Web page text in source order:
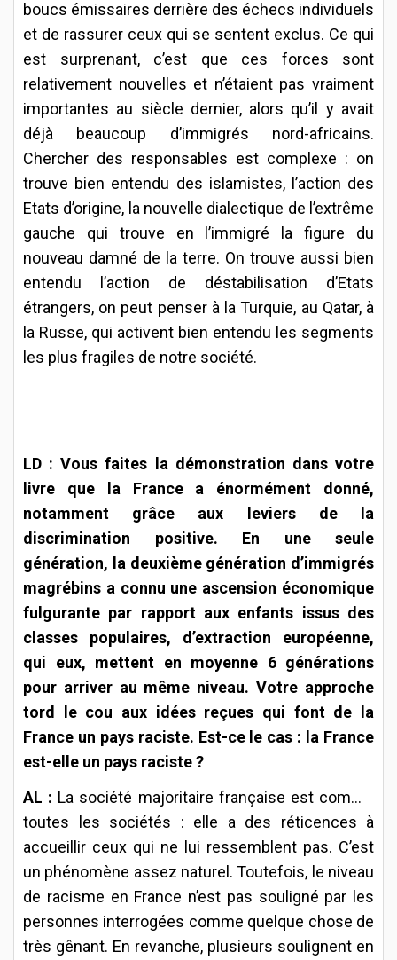
boucs émissaires derrière des échecs individuels
et de rassurer ceux qui se sentent exclus. Ce qui
est surprenant, c’est que ces forces sont
relativement nouvelles et n’étaient pas vraiment
importantes au siècle dernier, alors qu’il y avait
déjà beaucoup d’immigrés nord-africains.
Chercher des responsables est complexe : on
trouve bien entendu des islamistes, l’action des
Etats d’origine, la nouvelle dialectique de l’extrême
gauche qui trouve en l’immigré la figure du
nouveau damné de la terre. On trouve aussi bien
entendu l’action de déstabilisation d’Etats
étrangers, on peut penser à la Turquie, au Qatar, à
la Russe, qui activent bien entendu les segments
les plus fragiles de notre société.
LD : Vous faites la démonstration dans votre
livre que la France a énormément donné,
notamment grâce aux leviers de la
discrimination positive. En une seule
génération, la deuxième génération d’immigrés
magrébins a connu une ascension économique
fulgurante par rapport aux enfants issus des
classes populaires, d’extraction européenne,
qui eux, mettent en moyenne 6 générations
pour arriver au même niveau. Votre approche
tord le cou aux idées reçues qui font de la
France un pays raciste. Est-ce le cas : la France
est-elle un pays raciste ?
AL : La société majoritaire française est comme
toutes les sociétés : elle a des réticences à
accueillir ceux qui ne lui ressemblent pas. C’est
un phénomène assez naturel. Toutefois, le niveau
de racisme en France n’est pas souligné par les
personnes interrogées comme quelque chose de
très gênant. En revanche, plusieurs soulignent en